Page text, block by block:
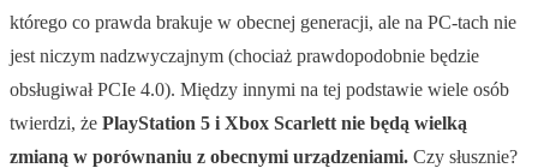
którego co prawda brakuje w obecnej generacji, ale na PC-tach nie
jest niczym nadzwyczajnym (chociaż prawdopodobnie będzie
obsługiwał PCIe 4.0). Między innymi na tej podstawie wiele osób
twierdzi, że PlayStation 5 i Xbox Scarlett nie będą wielką
zmianą w porównaniu z obecnymi urządzeniami. Czy słusznie?